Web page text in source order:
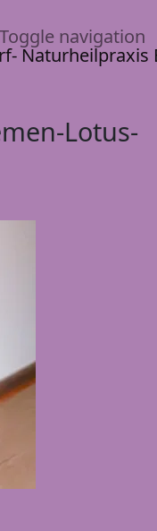
Toggle navigation
Lotus-